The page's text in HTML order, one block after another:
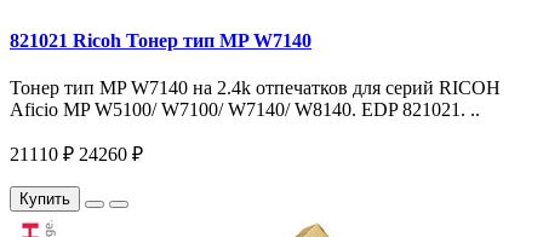
821021 Ricoh Тонер тип MP W7140
Тонер тип MP W7140 на 2.4k отпечатков для серий RICOH
Aficio MP W5100/ W7100/ W7140/ W8140. EDP 821021. ..
21110 ₽ 24260 ₽
Купить